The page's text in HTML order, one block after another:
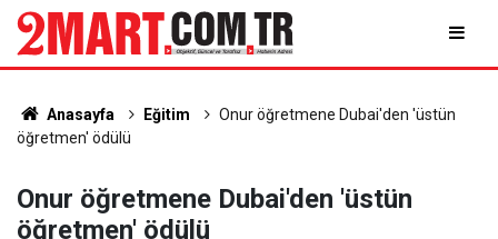
Anasayfa Eğitim
Onur öğretmene Dubai'den 'üstün
öğretmen' ödülü
Onur öğretmene Dubai'den 'üstün
öğretmen' ödülü